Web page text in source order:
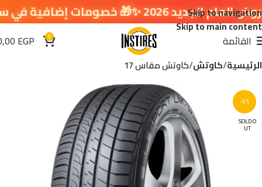
Skip to navigation
Skip to main content
القائمة 0
EGP
الرئيسية كاوتش كاوتش مقاس 17
-5%
SOLD O
UT
إضافية في سلة التسوق 🔥